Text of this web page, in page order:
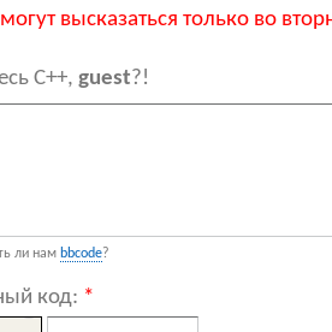
могут высказаться только во
C++, guest?!
ли нам bbcode?
код: *